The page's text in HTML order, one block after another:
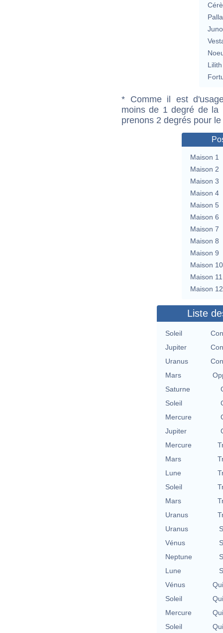
Lilith
* Comme il est
moins de 1 degré de la
prenons 2 degrés pour
Maison 1
Maison 2
Maison 3
Maison 4
Maison 5
Maison 6
Maison 7
Maison 8
Maison 9
Maison 10
Maison 11
Maison 12
Liste
Soleil
Jupiter
Uranus
Mars
Saturne
Soleil
Mercure
Jupiter
Mercure
Mars
Lune
Soleil
Mars
Uranus
Uranus
Vénus
Neptune
Lune
Vénus
Soleil
Mercure
Soleil